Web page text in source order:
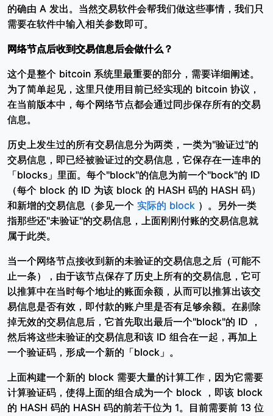
的确由 A 发出。当然交易软件会帮我们做这些事情，我们只
需要在软件中输入相关参数即可。
网络节点后收到交易信息后会做什么？
这个是整个 bitcoin 系统里最重要的部分，需要详细阐述。
为了简单起见，这里只使用目前已经实现的 bitcoin 协议，
在当前版本中，每个网络节点都会通过同步保存所有的交易
信息。
历史上发生过的所有交易信息分为两类，一类为"验证过"的
交易信息，即已经被验证过的交易信息，它保存在一连串的
「blocks」里面。每个"block"的信息为前一个"bock"的 ID
（每个 block 的 ID 为该 block 的 HASH 码的 HASH 码）
和新增的交易信息（参见一个 实际的 block ）。另外一类
指那些还"未验证"的交易信息，上面刚刚付账的交易信息就
属于此类。
当一个网络节点接收到新的未验证的交易信息之后（可能不
止一条），由于该节点保存了历史上所有的交易信息，它可
以推算中在当时每个地址的账面余额，从而可以推算出该交
易信息是否有效，即付款的账户里是否有足够余额。在剔除
掉无效的交易信息后，它首先取出最后一个"block"的 ID ，
然后将这些未验证的交易信息和该 ID 组合在一起，再加上
一个验证码，形成一个新的「block」。
上面构建一个新的 block 需要大量的计算工作，因为它需要
计算验证码，使得上面的组合成为一个 block ，即该 block
的 HASH 码的 HASH 码的前若干位为 1。目前需要前 13 位